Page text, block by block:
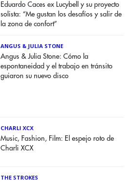
Eduardo Caces ex Lucybell y su proyecto
solista: “Me gustan los desafíos y salir de
la zona de confort”
ANGUS & JULIA STONE
Angus & Julia Stone: Cómo la
espontaneidad y el trabajo en tránsito
guiaron su nuevo disco
CHARLI XCX
Music, Fashion, Film: El espejo roto de
Charli XCX
THE STROKES